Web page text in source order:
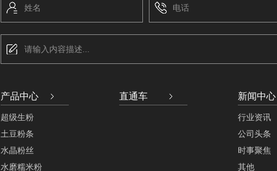
姓名 电话
请输入内容描述...
产品中心
超级生粉
土豆粉条
水晶粉丝
水磨糯米粉
直通车 新闻中心
行业资讯
公司头条
时事聚焦
其他